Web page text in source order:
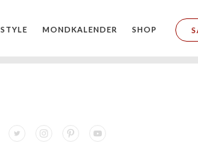
STYLE MONDKALENDER SHOP